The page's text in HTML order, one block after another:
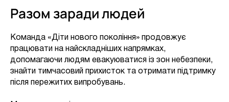
Разом заради людей
Команда «Діти нового покоління» продовжує
працювати на найскладніших напрямках,
допомагаючи людям евакуюватися із зон небезпеки,
знайти тимчасовий прихисток та отримати підтримку
після пережитих випробувань.